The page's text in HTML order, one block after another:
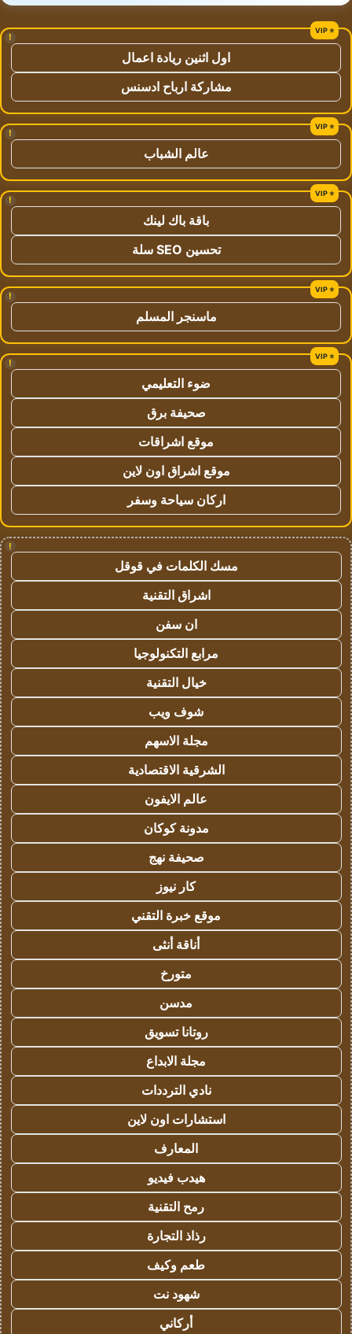
!
اول اثنين ريادة اعمال
مشاركة ارباح ادسنس
!
عالم الشباب
!
باقة باك لينك
تحسين SEO سلة
!
ماسنجر المسلم
!
ضوء التعليمي
صحيفة برق
موقع اشراقات
موقع اشراق اون لاين
اركان سياحة وسفر
!
مسك الكلمات في قوقل
اشراق التقنية
ان سفن
مرابع التكنولوجيا
خيال التقنية
شوف ويب
مجلة الاسهم
الشرقية الاقتصادية
عالم الايفون
مدونة كوكان
صحيفة نهج
كار نيوز
موقع خبرة التقني
أناقة أنثى
متورخ
مدسن
روتانا تسويق
مجلة الابداع
نادي الترددات
استشارات اون لاين
المعارف
هيدب فيديو
رمح التقنية
رذاذ التجارة
طعم وكيف
شهود نت
أركاني